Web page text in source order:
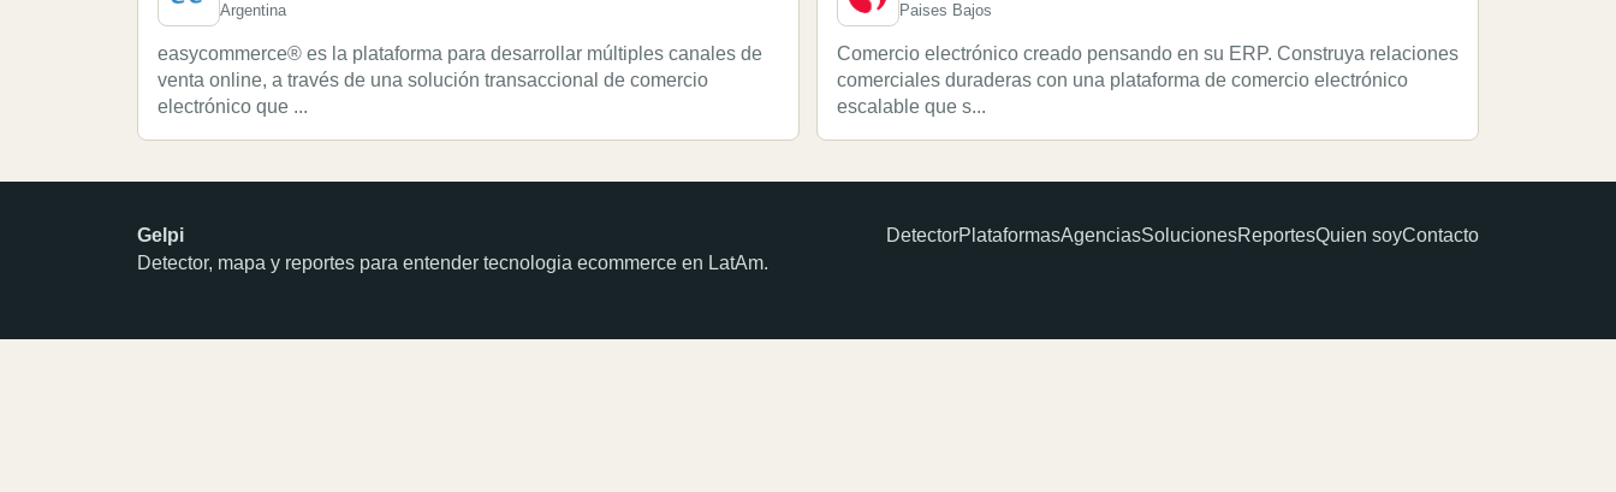
Argentina
easycommerce® es la plataforma para desarrollar múltiples canales de
venta online, a través de una solución transaccional de comercio
electrónico que ...
Paises Bajos
Comercio electrónico creado pensando en su ERP. Construya relaciones
comerciales duraderas con una plataforma de comercio electrónico
escalable que s...
Gelpi
Detector, mapa y reportes para entender tecnologia ecommerce en LatAm.
DetectorPlataformasAgenciasSolucionesReportesQuien soyContacto